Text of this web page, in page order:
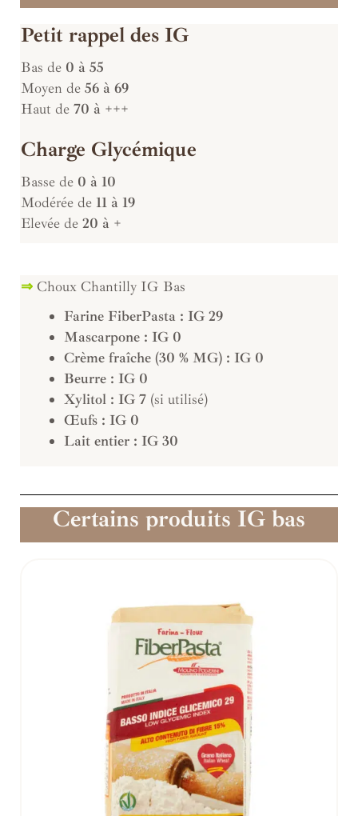
Petit rappel des IG
Bas de 0 à 55
Moyen de 56 à 69
Haut de 70 à +++
Charge Glycémique
Basse de 0 à 10
Modérée de 11 à 19
Elevée de 20 à +
⇒ Choux Chantilly IG Bas
Farine FiberPasta : IG 29
Mascarpone : IG 0
Crème fraîche (30 % MG) : IG 0
Beurre : IG 0
Xylitol : IG 7 (si utilisé)
Œufs : IG 0
Lait entier : IG 30
Certains produits IG bas